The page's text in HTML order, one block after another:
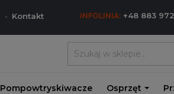
Kontakt INFOLINIA: +48 883
Pompowtryskiwacze Osprzęt